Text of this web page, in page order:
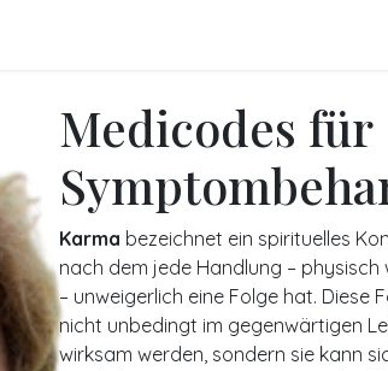
Medicodes für
Karma bezeichnet ein spirituelles
nach dem jede Handlung – physisch
– unweigerlich eine Folge hat. Diese
nicht unbedingt im gegenwärtigen
wirksam werden, sondern sie kann